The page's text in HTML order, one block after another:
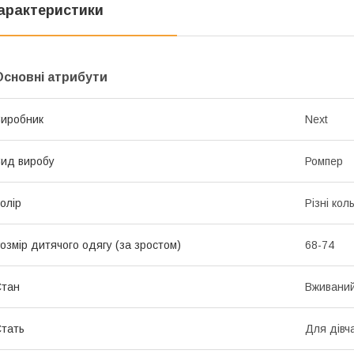
атрибути
Next
виробу Ромпер
Різні
дитячого одягу (за зростом) 68-74
Для